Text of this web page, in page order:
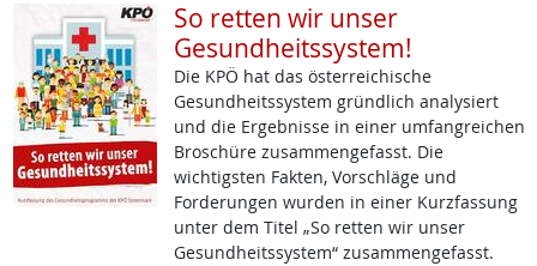
So retten wir unser
Gesundheitssystem!
Die KPÖ hat das österreichische
Gesundheitssystem gründlich analysiert
und die Ergebnisse in einer umfangreichen
Broschüre zusammengefasst. Die
wichtigsten Fakten, Vorschläge und
Forderungen wurden in einer Kurzfassung
unter dem Titel „So retten wir unser
Gesundheitssystem“ zusammengefasst.